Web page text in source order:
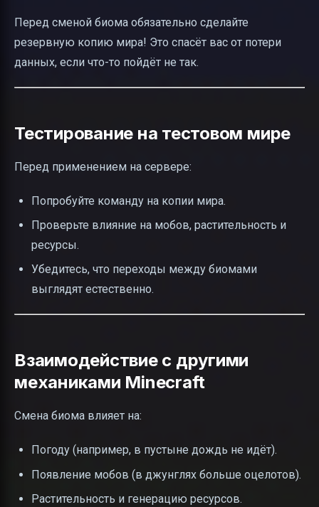
Перед сменой биома обязательно сделайте
резервную копию мира! Это спасёт вас от потери
данных, если что-то пойдёт не так.
Тестирование на тестовом мире
Перед применением на сервере:
Попробуйте команду на копии мира.
Проверьте влияние на мобов, растительность и
ресурсы.
Убедитесь, что переходы между биомами
выглядят естественно.
Взаимодействие с другими
механиками Minecraft
Смена биома влияет на:
Погоду (например, в пустыне дождь не идёт).
Появление мобов (в джунглях больше оцелотов).
Растительность и генерацию ресурсов.